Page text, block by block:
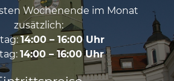
Wochenende im Monat
zusätzlich:
14:00 – 16:00 Uhr
14:00 – 16:00 Uhr